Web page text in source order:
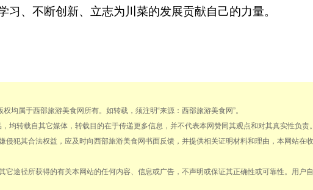
习、不断创新、立志为川菜的发展贡献自己的力量。
均属于西部旅游美食网所有。如转载，须注明“来源：西部旅游美食网”。
均转载自其它媒体，转载目的在于传递更多信息，并不代表本网赞同其观点和对其真实性负责。
侵犯其合法权益，应及时向西部旅游美食网书面反馈，并提供相关证明材料和理由，本网站在
它途径所获得的有关本网站的任何内容、信息或广告，不声明或保证其正确性或可靠性。用户